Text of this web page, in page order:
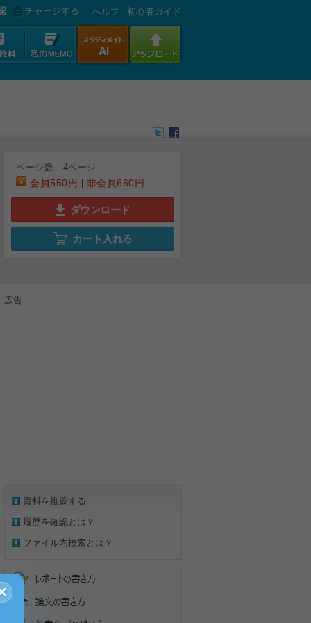
チャージする へルプ 初心者ガイド
ページ数 : 4ページ
会員550円 非会員660円
ダウンロード
カート入れる
広告
資料を推薦する
履歴を確認とは？
ファイル内検索とは？